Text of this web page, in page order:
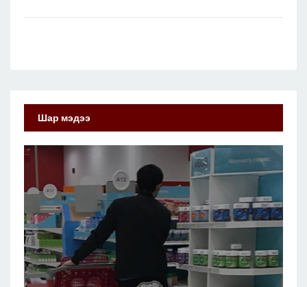
Шар мэдээ